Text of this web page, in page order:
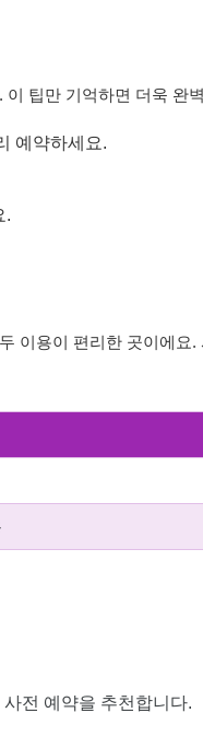
팁만 기억하면 더욱 완
예약하세요.
.
이용이 편리한 곳이에요
전 예약을 추천합니다.